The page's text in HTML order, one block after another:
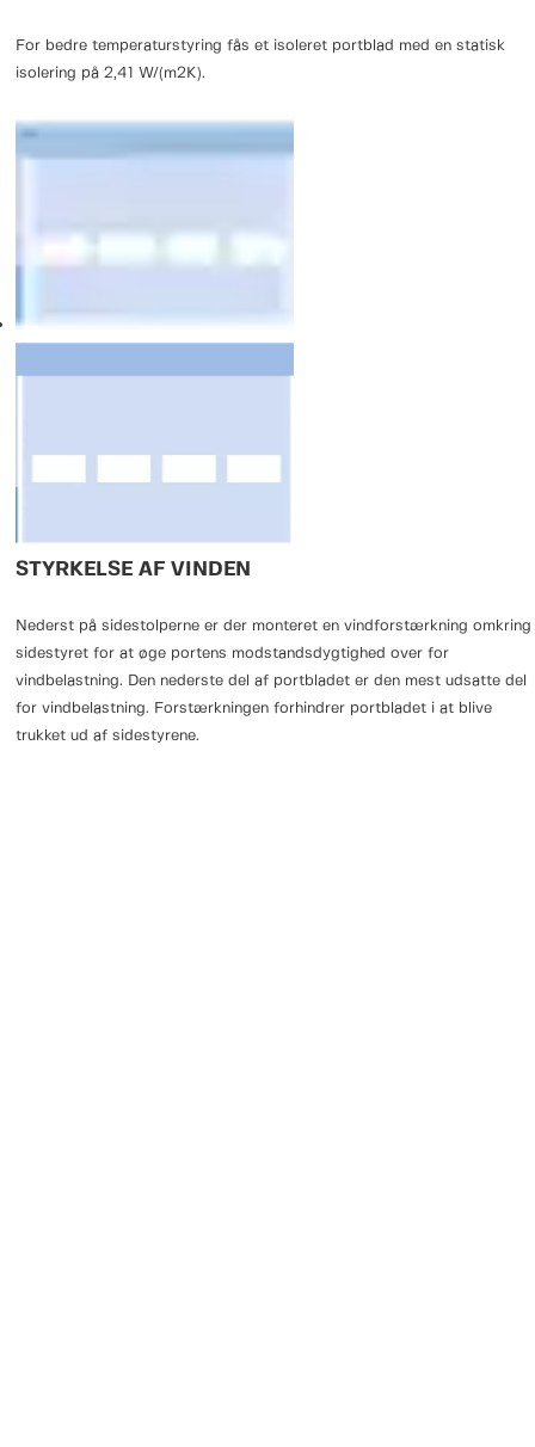
For bedre temperaturstyring fås et isoleret portblad med en statisk
isolering på 2,41 W/(m2K).
STYRKELSE AF VINDEN
Nederst på sidestolperne er der monteret en vindforstærkning omkring
sidestyret for at øge portens modstandsdygtighed over for
vindbelastning. Den nederste del af portbladet er den mest udsatte del
for vindbelastning. Forstærkningen forhindrer portbladet i at blive
trukket ud af sidestyrene.